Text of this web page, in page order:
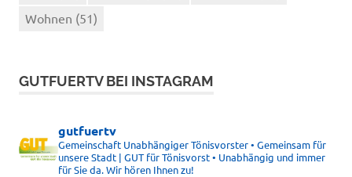
Wohnen (51)
GUTFUERTV BEI INSTAGRAM
gutfuertv
Gemeinschaft Unabhängiger Tönisvorster • Gemeinsam für
unsere Stadt | GUT für Tönisvorst • Unabhängig und immer
für Sie da. Wir hören Ihnen zu!